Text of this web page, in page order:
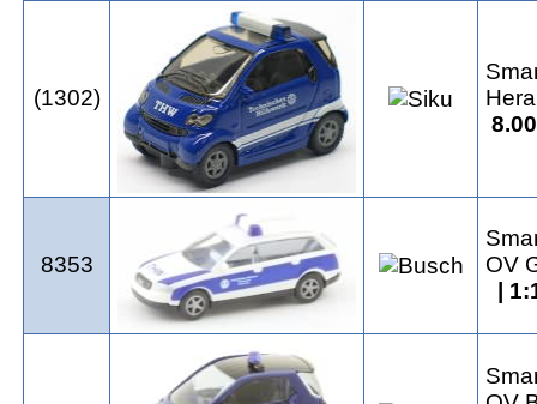
(1302)
8353
OV
|